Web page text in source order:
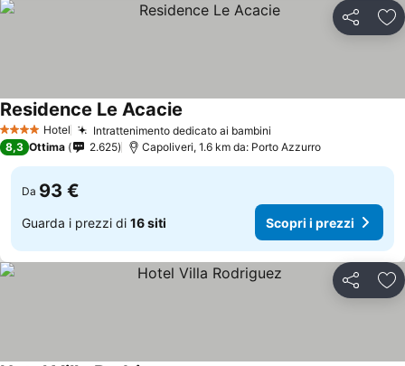
Condividi
4 Stelle Hotel Intrattenimento dedicato ai bambini
Residence Le Acacie
8,3 Ottima 2.625 Capoliveri, 1.6 km da: Porto Azzurro
Da 93 €
Guarda i prezzi di 16 siti Scopri i prezzi
Condividi